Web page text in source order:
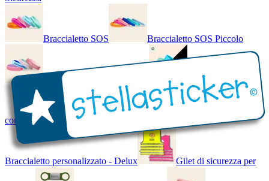
Braccialetto SOS Braccialetto SOS Piccolo
Braccialetto SOS - Bicolore Braccialetto SOS
con Nome - Luminoso
Braccialetto personalizzato - Delux Gilet di sicurezza per